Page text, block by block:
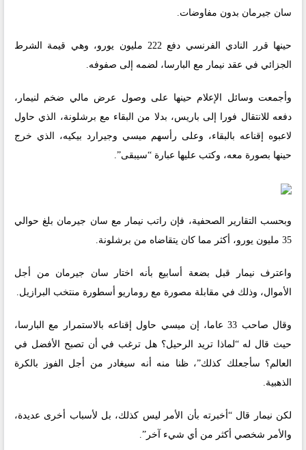
سان جيرمان بدون مفاوضات.
حينها قرر النادي الفرنسي دفع 222 مليون يورو، وهي قيمة الشرط
الجزائي في عقد نيمار مع البارسا، لضمه إلى صفوفه.
وأجمعت وسائل الإعلام حينها على وصول عرض مالي ضخم لنيمار،
دفعه للانتقال فورا إلى باريس، بدلا من البقاء مع برشلونة، الذي حاول
لاعبوه إقناعه بالبقاء، وعلى رأسهم ميسي وجيرارد بيكيه، الذي خرج
حينها بصورة معه، وكتب عليها عبارة “سيبقى”.
وبحسب التقارير الصحفية، فإن راتب نيمار مع سان جيرمان بلغ حوالي
35 مليون يورو، أكثر مما كان يتقاضاه من برشلونة.
واعترف نيمار قبل بضعة أسابيع بأنه اختار سان جيرمان من أجل
الأموال، وذلك في مقابلة مصورة مع روماريو أسطورة منتخب البرازيل.
وقال صاحب 33 عاما، إن ميسي حاول إقناعه بالاستمرار مع البارسا،
حيث قال له “لماذا تريد الرحيل؟ هل ترغب في أن تصبح الأفضل في
العالم؟ سأجعلك كذلك”، ظنا منه أنه سيغادر من أجل الفوز بالكرة
الذهبية.
لكن نيمار قال “أخبرته بأن الأمر ليس كذلك، بل لأسباب أخرى عديدة،
والأمر شخصي أكثر من أي شيء آخر”.